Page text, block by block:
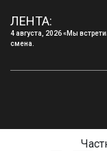
ЛЕНТА:
4 августа, 2026 «Мы
смена.